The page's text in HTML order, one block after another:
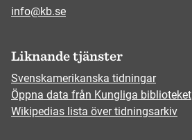
info@kb.se
Liknande tjänster
Svenskamerikanska tidningar
Öppna data från Kungliga biblioteket
Wikipedias lista över tidningsarkiv